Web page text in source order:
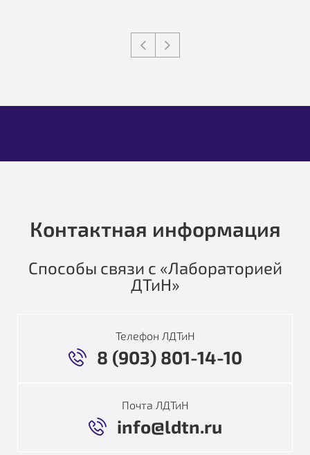
Контактная информация
Способы связи с «Лабораторией
ДТиН»
Телефон ЛДТиН
8 (903) 801-14-10
Почта ЛДТиН
info@ldtn.ru